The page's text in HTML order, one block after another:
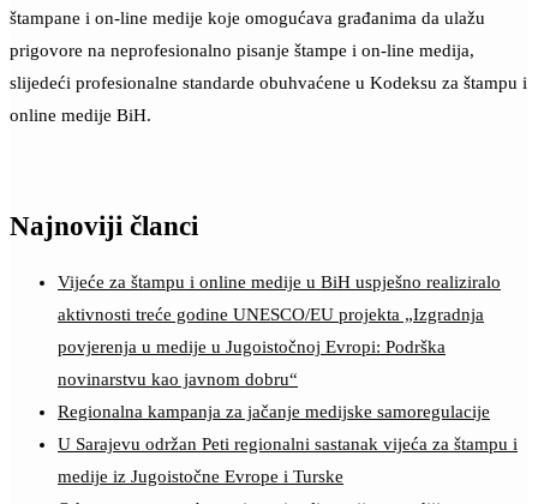
štampane i on-line medije koje omogućava građanima da ulažu
prigovore na neprofesionalno pisanje štampe i on-line medija,
slijedeći profesionalne standarde obuhvaćene u Kodeksu za štampu i
online medije BiH.
Najnoviji članci
Vijeće za štampu i online medije u BiH uspješno realiziralo
aktivnosti treće godine UNESCO/EU projekta „Izgradnja
povjerenja u medije u Jugoistočnoj Evropi: Podrška
novinarstvu kao javnom dobru“
Regionalna kampanja za jačanje medijske samoregulacije
U Sarajevu održan Peti regionalni sastanak vijeća za štampu i
medije iz Jugoistočne Evrope i Turske